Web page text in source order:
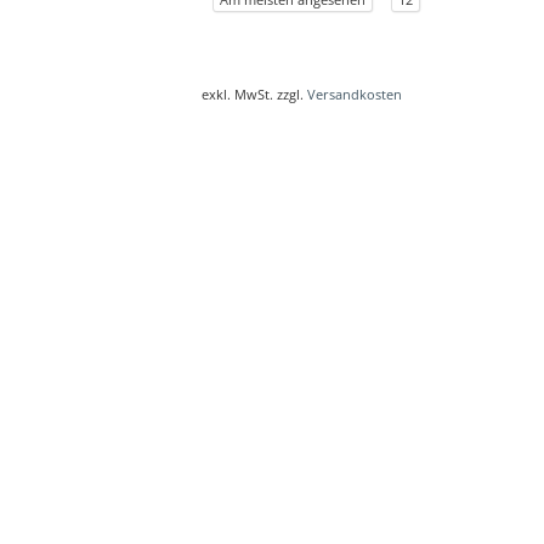
exkl. MwSt. zzgl. Versandkosten